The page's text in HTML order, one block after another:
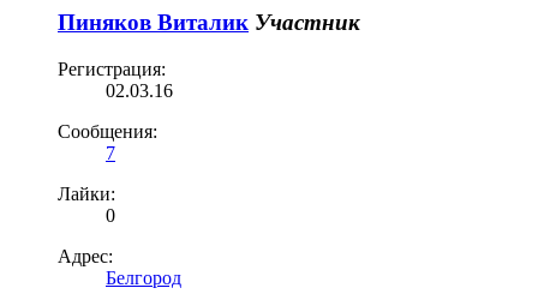
Пиняков Виталик Участник
Регистрация:
02.03.16
Сообщения:
7
Лайки:
0
Адрес:
Белгород